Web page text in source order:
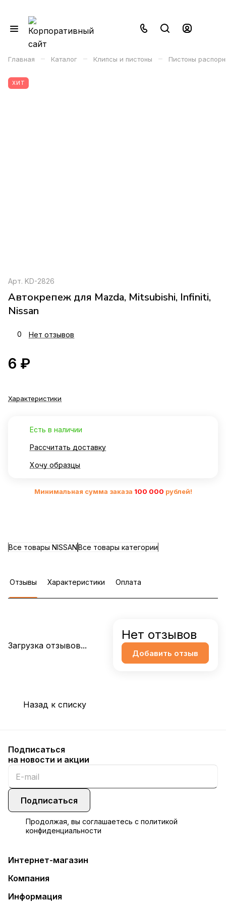
Главная – Каталог – Клипсы и пистоны – Пистоны
ХИТ
Арт. KD-2826
Автокрепеж для Mazda, Mitsubishi, Infiniti,
Nissan
0 Нет отзывов
6 ₽
Характеристики
Есть в наличии
Рассчитать доставку
Хочу образцы
Минимальная сумма заказа 100 000 рублей!
Все товары NISSANВсе товары категории
Отзывы Характеристики Оплата
Загрузка отзывов...
Нет отзывов
Добавить отзыв
Назад к списку
Подписаться
на новости и акции
Подписаться
Продолжая, вы соглашаетесь с политикой
конфиденциальности
Интернет-магазин
Компания
Информация